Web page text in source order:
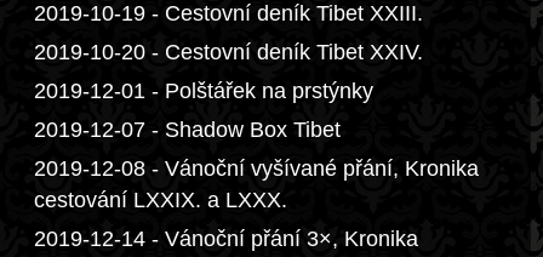
2019-10-19 - Cestovní deník Tibet XXIII.
2019-10-20 - Cestovní deník Tibet XXIV.
2019-12-01 - Polštářek na prstýnky
2019-12-07 - Shadow Box Tibet
2019-12-08 - Vánoční vyšívané přání, Kronika
cestování LXXIX. a LXXX.
2019-12-14 - Vánoční přání 3×, Kronika